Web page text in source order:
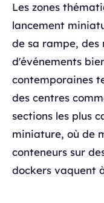
Les zones
lancement
de sa rampe,
d'événements
contemporaines
des centres
sections les plus
miniature, où de
conteneurs sur
dockers vaquent